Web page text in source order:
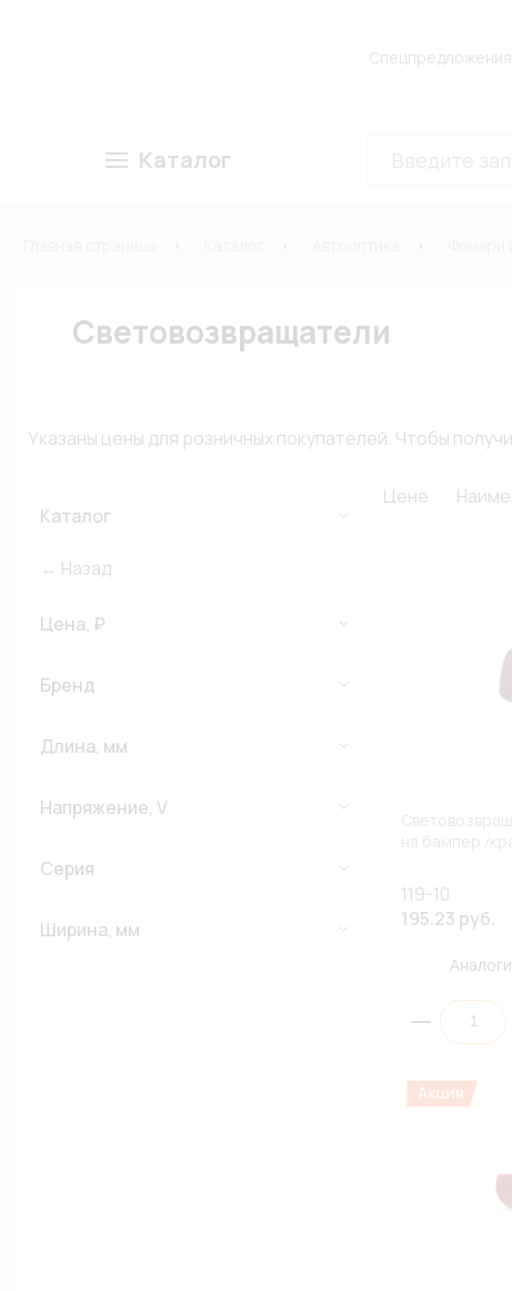
Спецпредложения
Каталог
Световозвращатели
Указаны цены для розничных покупателей. Чтобы
Каталог
← Назад
Цена, ₽
Бренд
Длина, мм
Напряжение, V
Серия
Ширина, мм
Цене
119-10
195.23 руб.
Аналоги